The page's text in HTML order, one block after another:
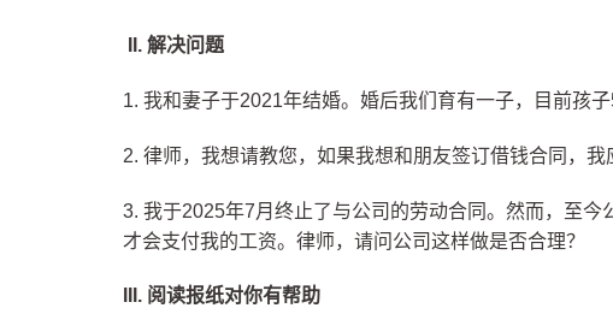
II. 解决问题
1. 我和妻子于2021年结婚。婚后我们育有一子，目前孩
2. 律师，我想请教您，如果我想和朋友签订借钱合同，我
3. 我于2025年7月终止了与公司的劳动合同。然而，至
才会支付我的工资。律师，请问公司这样做是否合理？
III. 阅读报纸对你有帮助